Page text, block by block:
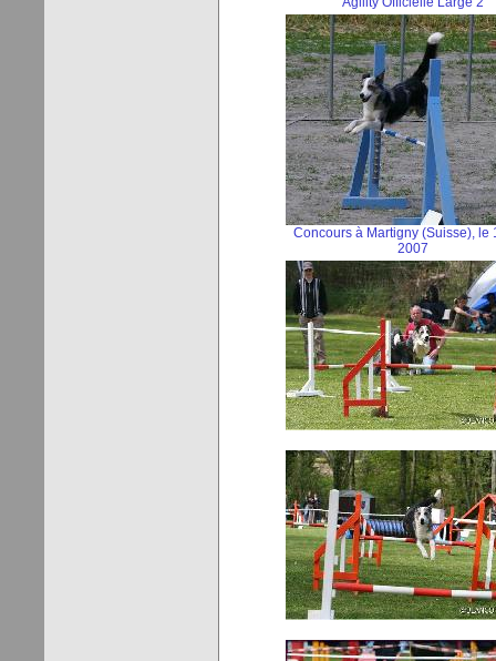
Concours à Martigny (Suisse), le
2007